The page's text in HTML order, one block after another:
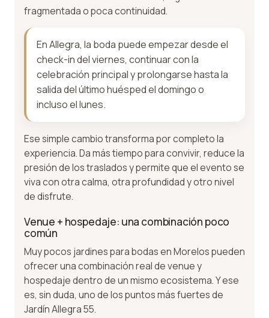
fragmentada o poca continuidad.
En Allegra, la boda puede empezar desde el
check-in del viernes, continuar con la
celebración principal y prolongarse hasta la
salida del último huésped el domingo o
incluso el lunes.
Ese simple cambio transforma por completo la
experiencia. Da más tiempo para convivir, reduce la
presión de los traslados y permite que el evento se
viva con otra calma, otra profundidad y otro nivel
de disfrute.
Venue + hospedaje: una combinación poco
común
Muy pocos jardines para bodas en Morelos pueden
ofrecer una combinación real de venue y
hospedaje dentro de un mismo ecosistema. Y ese
es, sin duda, uno de los puntos más fuertes de
Jardín Allegra 55.